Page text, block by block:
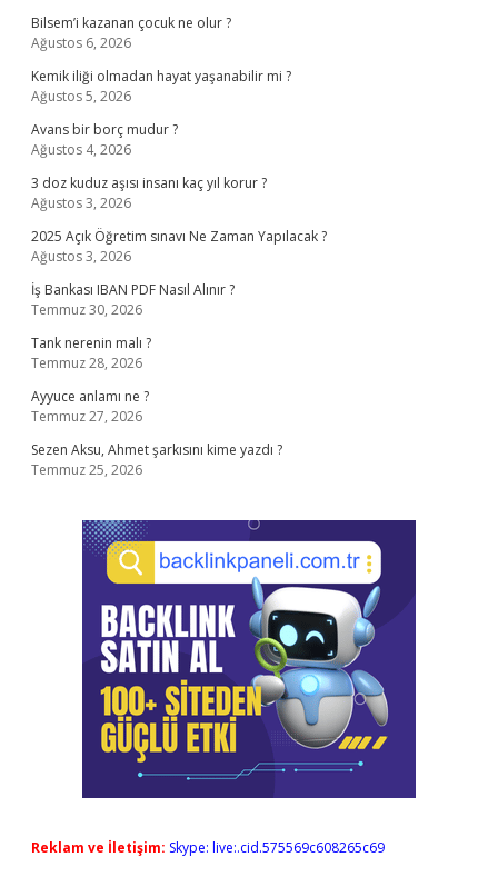
Bilsem’i kazanan çocuk ne olur ?
Ağustos 6, 2026
Kemik iliği olmadan hayat yaşanabilir mi ?
Ağustos 5, 2026
Avans bir borç mudur ?
Ağustos 4, 2026
3 doz kuduz aşısı insanı kaç yıl korur ?
Ağustos 3, 2026
2025 Açık Öğretim sınavı Ne Zaman Yapılacak ?
Ağustos 3, 2026
İş Bankası IBAN PDF Nasıl Alınır ?
Temmuz 30, 2026
Tank nerenin malı ?
Temmuz 28, 2026
Ayyuce anlamı ne ?
Temmuz 27, 2026
Sezen Aksu, Ahmet şarkısını kime yazdı ?
Temmuz 25, 2026
Reklam ve İletişim: Skype: live:.cid.575569c608265c69